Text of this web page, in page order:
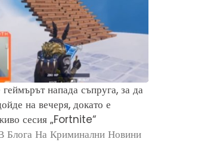
напада съпруга, за да
на вечеря, докато е
сесия „Fortnite“
Блога На Криминални Новини